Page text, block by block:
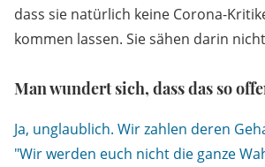
dass sie natürlich keine Corona-
kommen lassen. Sie sähen darin
Man wundert sich, dass das so
Ja, unglaublich. Wir zahlen deren
"Wir werden euch nicht die ganze